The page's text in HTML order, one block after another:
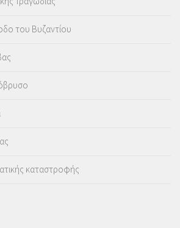
του Βυζαντίου
καταστροφής